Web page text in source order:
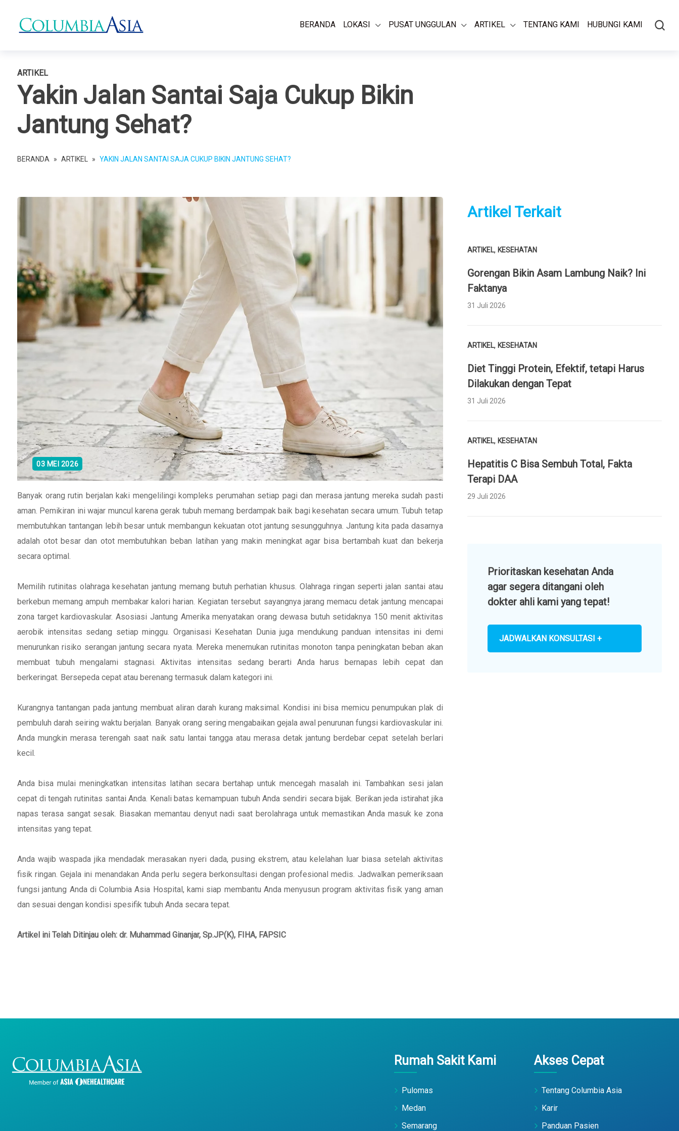
BERANDA LOKASI PUSAT UNGGULAN ARTIKEL TENTANG KAMI HUBUNGI KAMI
ARTIKEL
Yakin Jalan Santai Saja Cukup Bikin
Jantung Sehat?
BERANDA » ARTIKEL » YAKIN JALAN SANTAI SAJA CUKUP BIKIN JANTUNG SEHAT?
03 MEI 2026
Banyak orang rutin berjalan kaki mengelilingi kompleks perumahan setiap pagi dan merasa jantung mereka sudah pasti
aman. Pemikiran ini wajar muncul karena gerak tubuh memang berdampak baik bagi kesehatan secara umum. Tubuh tetap
membutuhkan tantangan lebih besar untuk membangun kekuatan otot jantung sesungguhnya. Jantung kita pada dasarnya
adalah otot besar dan otot membutuhkan beban latihan yang makin meningkat agar bisa bertambah kuat dan bekerja
secara optimal.
Memilih rutinitas olahraga kesehatan jantung memang butuh perhatian khusus. Olahraga ringan seperti jalan santai atau
berkebun memang ampuh membakar kalori harian. Kegiatan tersebut sayangnya jarang memacu detak jantung mencapai
zona target kardiovaskular. Asosiasi Jantung Amerika menyatakan orang dewasa butuh setidaknya 150 menit aktivitas
aerobik intensitas sedang setiap minggu. Organisasi Kesehatan Dunia juga mendukung panduan intensitas ini demi
menurunkan risiko serangan jantung secara nyata. Mereka menemukan rutinitas monoton tanpa peningkatan beban akan
membuat tubuh mengalami stagnasi. Aktivitas intensitas sedang berarti Anda harus bernapas lebih cepat dan
berkeringat. Bersepeda cepat atau berenang termasuk dalam kategori ini.
Kurangnya tantangan pada jantung membuat aliran darah kurang maksimal. Kondisi ini bisa memicu penumpukan plak di
pembuluh darah seiring waktu berjalan. Banyak orang sering mengabaikan gejala awal penurunan fungsi kardiovaskular ini.
Anda mungkin merasa terengah saat naik satu lantai tangga atau merasa detak jantung berdebar cepat setelah berlari
kecil.
Anda bisa mulai meningkatkan intensitas latihan secara bertahap untuk mencegah masalah ini. Tambahkan sesi jalan
cepat di tengah rutinitas santai Anda. Kenali batas kemampuan tubuh Anda sendiri secara bijak. Berikan jeda istirahat jika
napas terasa sangat sesak. Biasakan memantau denyut nadi saat berolahraga untuk memastikan Anda masuk ke zona
intensitas yang tepat.
Anda wajib waspada jika mendadak merasakan nyeri dada, pusing ekstrem, atau kelelahan luar biasa setelah aktivitas
fisik ringan. Gejala ini menandakan Anda perlu segera berkonsultasi dengan profesional medis. Jadwalkan pemeriksaan
fungsi jantung Anda di Columbia Asia Hospital, kami siap membantu Anda menyusun program aktivitas fisik yang aman
dan sesuai dengan kondisi spesifik tubuh Anda secara tepat.
Artikel ini Telah Ditinjau oleh: dr. Muhammad Ginanjar, Sp.JP(K), FIHA, FAPSIC
Artikel Terkait
ARTIKEL, KESEHATAN
Gorengan Bikin Asam Lambung Naik? Ini
Faktanya
31 Juli 2026
ARTIKEL, KESEHATAN
Diet Tinggi Protein, Efektif, tetapi Harus
Dilakukan dengan Tepat
31 Juli 2026
ARTIKEL, KESEHATAN
Hepatitis C Bisa Sembuh Total, Fakta
Terapi DAA
29 Juli 2026
Prioritaskan kesehatan Anda
agar segera ditangani oleh
dokter ahli kami yang tepat!
JADWALKAN KONSULTASI +
Rumah Sakit Kami
Pulomas
Medan
Semarang
Akses Cepat
Tentang Columbia Asia
Karir
Panduan Pasien